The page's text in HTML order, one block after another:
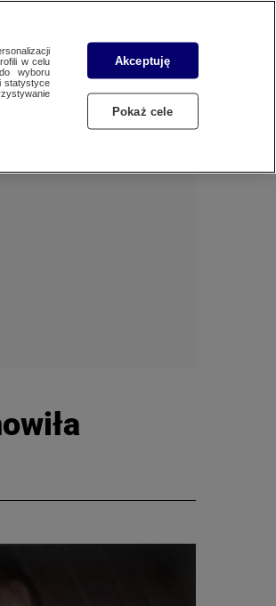
Dzień dobry!
ZALOGUJ SIĘ
w celu
wyboru
statystyce
Akceptuję
Pokaż cele